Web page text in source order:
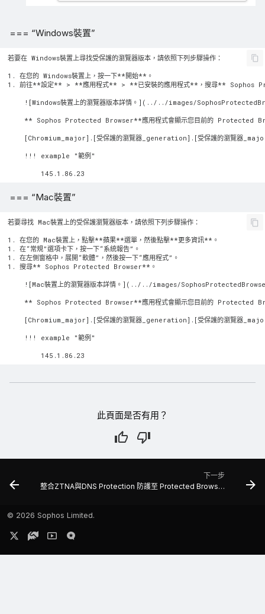
=== “Windows裝置”
若要在 Windows裝置上尋找受保護的瀏覽器版本，請依照下列步驟操作：
1. 在您的 Windows裝置上，按一下**開始**。
1. 前往**設定** > **應用程式** > **已安裝的應用程式**，搜尋** Sophos
![Windows裝置上的瀏覽器版本詳情。](../../images/
** Sophos Protected Browser**應用程式會顯示您目前的 Protected
[Chromium_major].[受保護的瀏覽器_generation].[受保護的瀏覽器
    !!! example "範例"
=== “Mac裝置”
若要尋找 Mac裝置上的受保護瀏覽器版本，請依照下列步驟操作：
1. 在您的 Mac裝置上，點擊**蘋果**選單，然後點擊**更多資訊**。
1. 在“常規”選項卡下，按一下“系統報告”。
1. 在左側窗格中，展開“軟體”，然後按一下“應用程式”。
1. 搜尋** Sophos Protected Browser**。
![Mac裝置上的瀏覽器版本詳情。](../../images/
** Sophos Protected Browser**應用程式會顯示您目前的 Protected
[Chromium_major].[受保護的瀏覽器_generation].[受保護的瀏覽器
    !!! example "範例"
此頁面是否有用？
下一步
整合ZTNA與DNS Protection 防護至 Protected Browser
© 2026 Sophos Limited.